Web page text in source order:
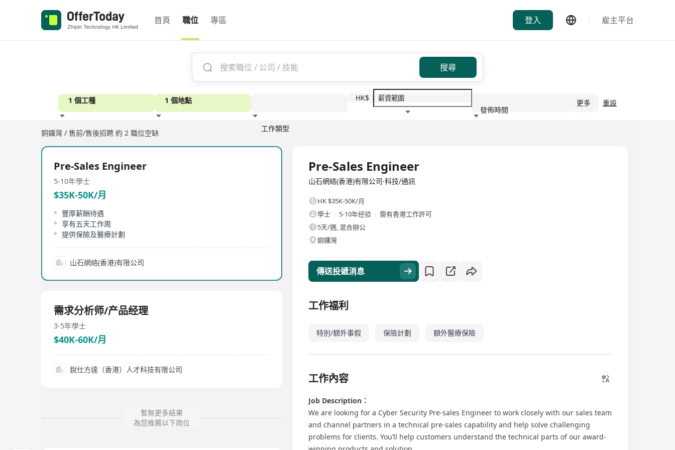
首頁 職位 專區 登入 雇主平台
搜尋
1 個工種 1 個地點
工作類型
HK$
發佈時間
更多 重設
經驗
銅鑼灣 / 售前/售後招聘 約 2 職位空缺
Pre-Sales Engineer
5-10年學士
$35K-50K/月
豐厚薪酬待遇
享有五天工作周
提供保險及醫療計劃
山石網絡(香港)有限公司
需求分析师/产品经理
3-5年學士
$40K-60K/月
銳仕方達（香港）人才科技有限公司
暫無更多結果
為您推薦以下崗位
Pre-Sales Engineer
山石網絡(香港)有限公司·科技/通訊
HK $35K-50K/月
學士
5-10年经验
需有香港工作許可
5天/週, 混合辦公
銅鑼灣
傳送投遞消息
工作福利
特別/額外事假 保險計劃 額外醫療保險
工作內容
Job Description：
We are looking for a Cyber Security Pre-sales Engineer to work closely with our sales team
and channel partners in a technical pre-sales capability and help solve challenging
problems for clients. You’ll help customers understand the technical parts of our award-